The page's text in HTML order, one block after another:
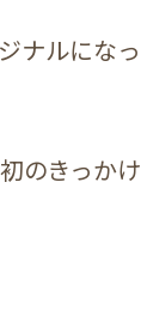
ナルになっ
のきっかけ